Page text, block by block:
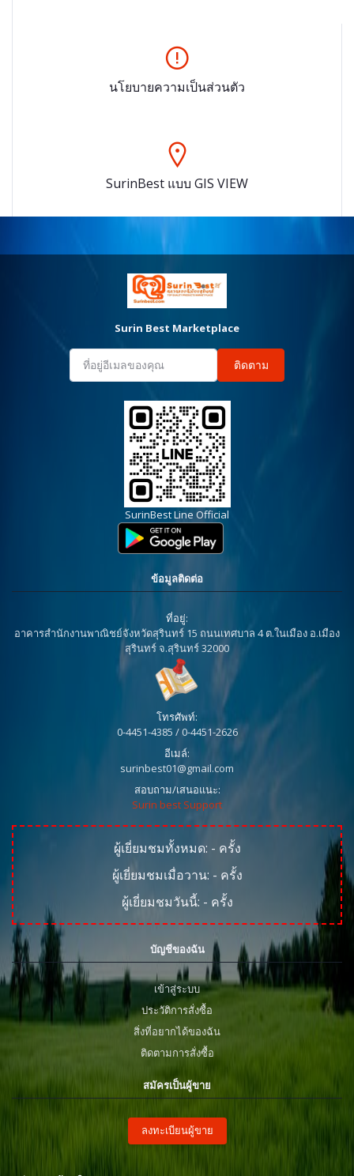
นโยบายความเป็นส่วนตัว
SurinBest แบบ GIS VIEW
Surin Best Marketplace
ติดตาม
SurinBest Line Official
ข้อมูลติดต่อ
ที่อยู่:
อาคารสำนักงานพาณิชย์จังหวัดสุรินทร์ 15 ถนนเทศบาล 4 ต.ในเมือง อ.เมือง
สุรินทร์ จ.สุรินทร์ 32000
โทรศัพท์:
0-4451-4385 / 0-4451-2626
อีเมล์:
surinbest01@gmail.com
สอบถาม/เสนอแนะ:
Surin best Support
ผู้เยี่ยมชมทั้งหมด: - ครั้ง
ผู้เยี่ยมชมเมื่อวาน: - ครั้ง
ผู้เยี่ยมชมวันนี้: - ครั้ง
บัญชีของฉัน
เข้าสู่ระบบ
ประวัติการสั่งซื้อ
สิ่งที่อยากได้ของฉัน
ติดตามการสั่งซื้อ
สมัครเป็นผู้ขาย
ลงทะเบียนผู้ขาย